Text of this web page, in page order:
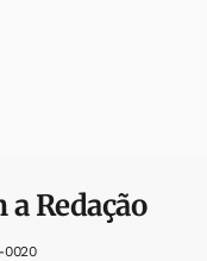
a Redação
0020